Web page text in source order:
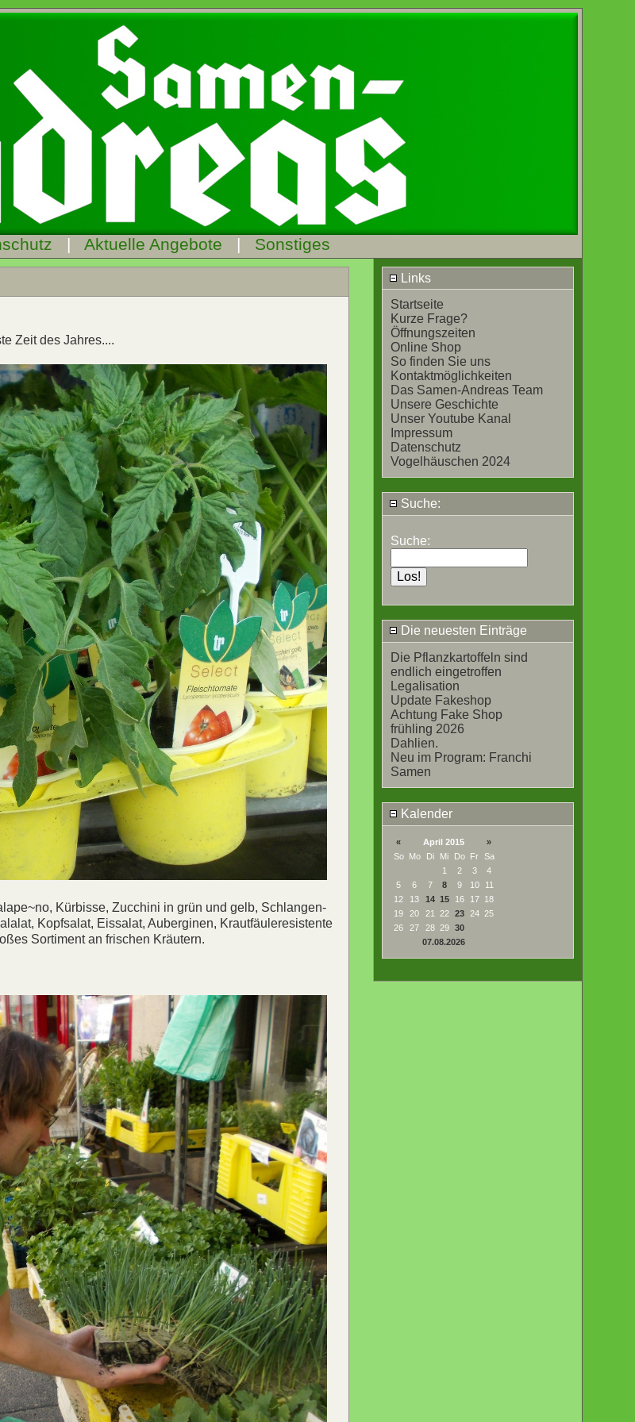
| Aktuelle Angebote | Sonstiges
Links
Startseite
Kurze Frage?
Öffnungszeiten
Online Shop
So finden Sie uns
Kontaktmöglichkeiten
Das Samen-Andreas Team
Unsere Geschichte
Unser Youtube Kanal
Impressum
Datenschutz
Vogelhäuschen 2024
Suche:
Suche:
Die neuesten Einträge
Die Pflanzkartoffeln sind
endlich eingetroffen
Legalisation
Update Fakeshop
Achtung Fake Shop
frühling 2026
Dahlien.
Neu im Program: Franchi
Samen
Kalender
« April 2015
»
So Mo Di Mi Do Fr Sa
1
2 3
4
5
6 7 8 9 10
11
12
13 14 15 16 17 18
19
20 21 22 23 24 25
26
27 28 29 30
07.08.2026
Zeit des Jahres....
Kürbisse, Zucchini in grün und gelb, Schlangen-
Kopfsalat, Eissalat, Auberginen, Krautfäuleresistente
Sortiment an frischen Kräutern.